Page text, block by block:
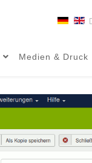
Medien & Druck